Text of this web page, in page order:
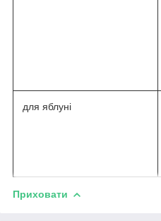
для яблуні
Приховати